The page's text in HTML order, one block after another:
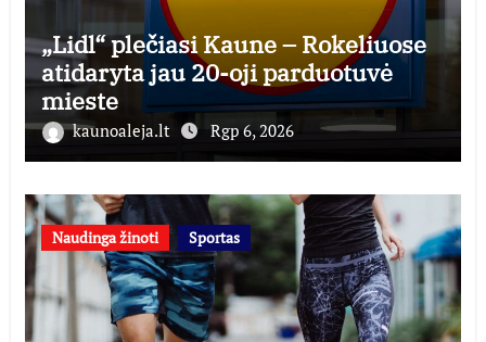
„Lidl“ plečiasi Kaune – Rokeliuose
atidaryta jau 20-oji parduotuvė
mieste
kaunoaleja.lt Rgp 6, 2026
Naudinga žinoti Sportas